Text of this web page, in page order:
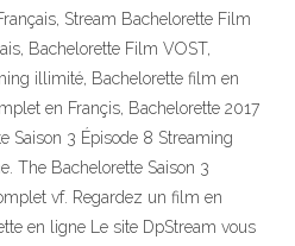
Stream Bachelorette Film
Bachelorette Film VOST,
illimité, Bachelorette film en
en Françis, Bachelorette 2017
Saison 3 Épisode 8 Streaming
The Bachelorette Saison 3
vf. Regardez un film en
en ligne Le site DpStream vous